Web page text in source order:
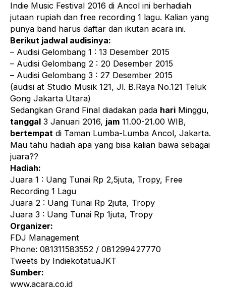
Indie Music Festival 2016 di Ancol ini berhadiah
jutaan rupiah dan free recording 1 lagu. Kalian yang
punya band harus daftar dan ikutan acara ini.
Berikut jadwal audisinya:
– Audisi Gelombang 1 : 13 Desember 2015
– Audisi Gelombang 2 : 20 Desember 2015
– Audisi Gelombang 3 : 27 Desember 2015
(audisi at Studio Musik 121, Jl. B.Raya No.121 Teluk
Gong Jakarta Utara)
Sedangkan Grand Final diadakan pada hari Minggu,
tanggal 3 Januari 2016, jam 11.00-21.00 WIB,
bertempat di Taman Lumba-Lumba Ancol, Jakarta.
Mau tahu hadiah apa yang bisa kalian bawa sebagai
juara??
Hadiah:
Juara 1 : Uang Tunai Rp 2,5juta, Tropy, Free
Recording 1 Lagu
Juara 2 : Uang Tunai Rp 2juta, Tropy
Juara 3 : Uang Tunai Rp 1juta, Tropy
Organizer:
FDJ Management
Phone: 081311583552 / 081299427770
Tweets by IndiekotatuaJKT
Sumber:
www.acara.co.id